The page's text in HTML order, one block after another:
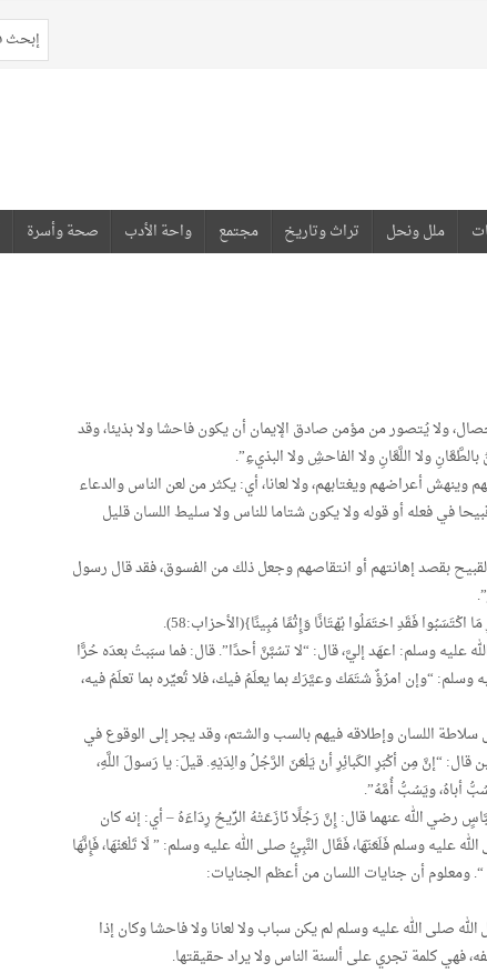
ملل ونحل تراث وتاريخ مجتمع واحة الأدب صحة وأسرة
ولا يُتصور من مؤمن صادق الإيمان أن يكون فاحشا ولا بذيئا، وقد
ولا اللَّعَّانِ ولا الفاحشِ ولا البذيءِ”.
أعراضهم ويغتابهم، ولا لعانا، أي: يكثر من لعن الناس والدعاء
في فعله أو قوله ولا يكون شتاما للناس ولا سليط اللسان قليل
بقصد إهانتهم أو انتقاصهم وجعل ذلك من الفسوق، فقد قال رسول
فَقَدِ احْتَمَلُوا بُهْتَانًا وَإِثْمًا مُبِينًا}(الأحزاب:58).
عليه وسلم: اعهَد إليَّ، قال: “لا تسُبَّنَّ أحدًا”. قال: فما سبَبتُ بعدَه حُرًّا
وسلم: “وإن امرُؤٌ شتَمَك وعيَّرَك بما يعلَمُ فيك، فلا تُعيِّره بما تعلَمُ فيه،
سلاطة اللسان وإطلاقه فيهم بالسب والشتم، وقد يجر إلى الوقوع في
“إنَّ مِن أكْبَرِ الكَبائِرِ أنْ يَلْعَنَ الرَّجُلُ والِدَيْهِ. قيلَ: يا رَسولَ اللَّهِ،
أباهُ، ويَسُبُّ أُمَّهُ”.
الله عنهما قال: إِنَّ رَجُلًا نَازَعَتْهُ الرِّيحُ رِدَاءَهُ – أي: إنه كان
عليه وسلم فَلَعَنَهَا، فَقَال النَّبِيُّ صلى الله عليه وسلم: ” لَا تَلْعَنْهَا، فَإِنَّهَا
ومعلوم أن جنايات اللسان من أعظم الجنايات:
صلى الله عليه وسلم لم يكن سباب ولا لعانا ولا فاحشا وكان إذا
فهي كلمة تجري على ألسنة الناس ولا يراد حقيقتها.